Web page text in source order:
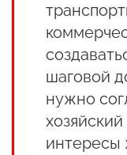
шаговой
нужно
интересы